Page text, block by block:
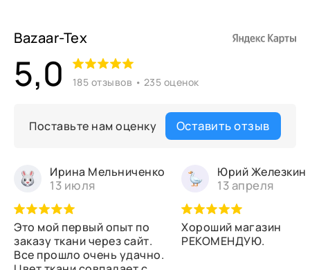
Bazaar-Tex
5,0 185 отзывов • 235 оценок
Поставьте нам оценку Оставить отзыв
Ирина Мельниченко
13 июля
Это мой первый опыт по
заказу ткани через сайт.
Все прошло очень удачно.
Юрий Железкин
13 апреля
Хороший магазин
РЕКОМЕНДУЮ.